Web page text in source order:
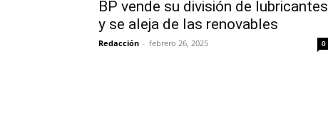
BP vende su división de lubricantes
y se aleja de las renovables
Redacción - febrero 26, 2025 0